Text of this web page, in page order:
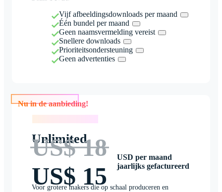
Vijf afbeeldingsdownloads per maand
Één bundel per maand
Geen naamsvermelding vereist
Snellere downloads
Prioriteitsondersteuning
Geen advertenties
Nu in de aanbieding!
Unlimited
US$ 18
US$ 15
USD per maand
jaarlijks gefactureerd
Voor grotere makers die op schaal produceren en